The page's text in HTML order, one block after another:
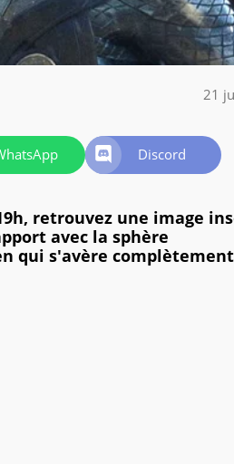
21
Discord
retrouvez une image
avec la sphère
qui s'avère complètement